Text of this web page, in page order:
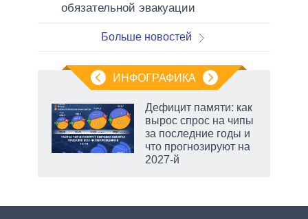
обязательной эвакуации
Больше новостей
ИНФОГРАФИКА
Дефицит памяти: как
вырос спрос на чипы
за последние годы и
что прогнозируют на
2027-й